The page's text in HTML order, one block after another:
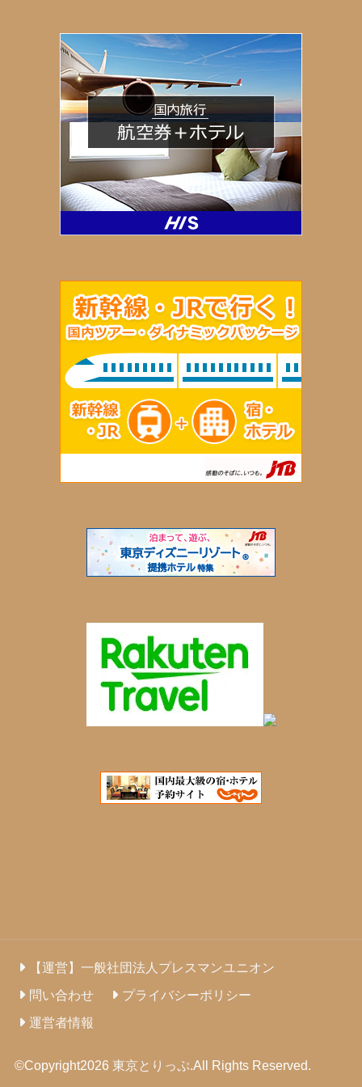
【運営】一般社団法人プレスマンユニオン
問い合わせ
プライバシーポリシー
運営者情報
©Copyright2026 東京とりっぷ.All Rights Reserved.